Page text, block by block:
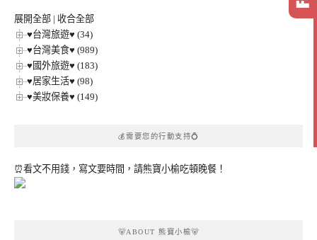
展開全部 | 收合全部
♥台灣旅遊♥ (34)
♥台灣美食♥ (989)
♥國外旅遊♥ (183)
♥居家生活♥ (98)
♥美妝保養♥ (149)
💰需要您的行動支持💍
⏰看文不用錢，寫文要時間，請熊寶小榆吃頓晚餐！
🐻ABOUT 熊寶小榆🐻